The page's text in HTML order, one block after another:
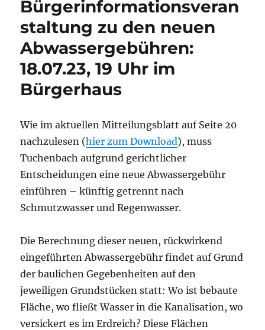
Bürgerinformationsveran
staltung zu den neuen
Abwassergebühren:
18.07.23, 19 Uhr im
Bürgerhaus
Wie im aktuellen Mitteilungsblatt auf Seite 20
nachzulesen (hier zum Download), muss
Tuchenbach aufgrund gerichtlicher
Entscheidungen eine neue Abwassergebühr
einführen – künftig getrennt nach
Schmutzwasser und Regenwasser.
Die Berechnung dieser neuen, rückwirkend
eingeführten Abwassergebühr findet auf Grund
der baulichen Gegebenheiten auf den
jeweiligen Grundstücken statt: Wo ist bebaute
Fläche, wo fließt Wasser in die Kanalisation, wo
versickert es im Erdreich? Diese Flächen